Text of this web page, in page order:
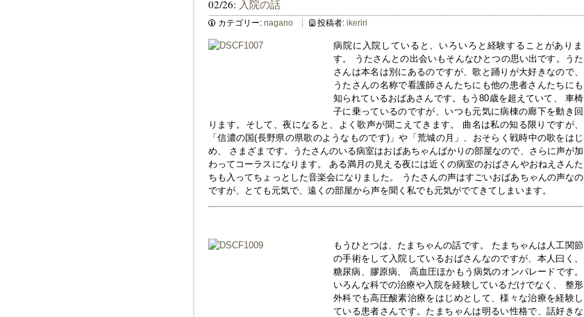
02/26: 入院の話
カテゴリー: nagano 投稿者: ikeriri
病院に入院していると、いろいろと経験することがありま
す。 うたさんとの出会いもそんなひとつの思い出です。うた
さんは本名は別にあるのですが、歌と踊りが大好きなので、
うたさんの名称で看護師さんたちにも他の患者さんたちにも
知られているおばあさんです。もう80歳を超えていて、 車椅
子に乗っているのですが、いつも元気に病棟の廊下を動き回
ります。そして、夜になると、よく歌声が聞こえてきます。 曲名は私の知る限りですが、
「信濃の国(長野県の県歌のようなものです)」や「荒城の月」、おそらく戦時中の歌をはじ
め、 さまざまです。うたさんのいる病室はおばあちゃんばかりの部屋なので、さらに声が加
わってコーラスになります。 ある満月の見える夜には近くの病室のおばさんやおねえさんた
ちも入ってちょっとした音楽会になりました。 うたさんの声はすごいおばあちゃんの声なの
ですが、とても元気で、遠くの部屋から声を聞く私でも元気がでてきてしまいます。
もうひとつは、たまちゃんの話です。 たまちゃんは人工関節
の手術をして入院しているおばさんなのですが、本人曰く、
糖尿病、膠原病、 高血圧ほかもう病気のオンパレードです。
いろんな科での治療や入院を経験しているだけでなく、 整形
外科でも高圧酸素治療をはじめとして、様々な治療を経験し
ている患者さんです。たまちゃんは明るい性格で、話好きな